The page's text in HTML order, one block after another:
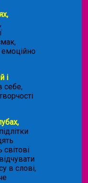
емоційно
і
себе,
в слові,